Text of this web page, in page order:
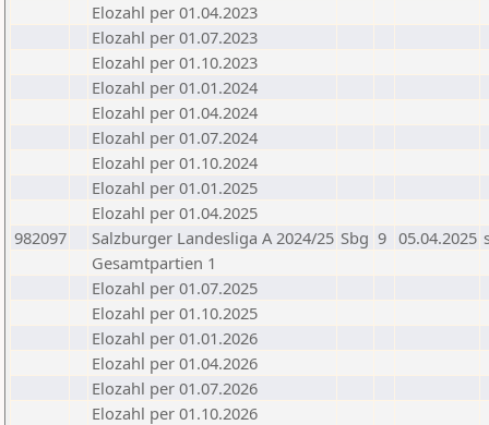
Elozahl per 01.04.2023
Elozahl per 01.07.2023
Elozahl per 01.10.2023
Elozahl per 01.01.2024
Elozahl per 01.04.2024
Elozahl per 01.07.2024
Elozahl per 01.10.2024
Elozahl per 01.01.2025
Elozahl per 01.04.2025
982097
Salzburger Landesliga A 2024/25 Sbg 9 05.04.2025
Gesamtpartien 1
Elozahl per 01.07.2025
Elozahl per 01.10.2025
Elozahl per 01.01.2026
Elozahl per 01.04.2026
Elozahl per 01.07.2026
Elozahl per 01.10.2026